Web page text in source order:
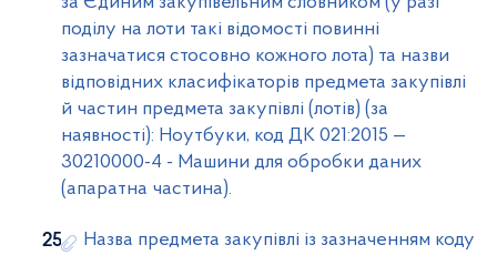
поділу на лоти такі відомості повинні
зазначатися стосовно кожного лота) та назви
відповідних класифікаторів предмета закупівлі
й частин предмета закупівлі (лотів) (за
наявності): Ноутбуки, код ДК 021:2015 —
30210000-4 - Машини для обробки даних
(апаратна частина).
Назва предмета закупівлі із зазначенням коду